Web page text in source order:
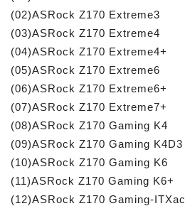
(02)ASRock Z170 Extreme3
(03)ASRock Z170 Extreme4
(04)ASRock Z170 Extreme4+
(05)ASRock Z170 Extreme6
(06)ASRock Z170 Extreme6+
(07)ASRock Z170 Extreme7+
(08)ASRock Z170 Gaming K4
(09)ASRock Z170 Gaming K4D3
(10)ASRock Z170 Gaming K6
(11)ASRock Z170 Gaming K6+
(12)ASRock Z170 Gaming-ITXac